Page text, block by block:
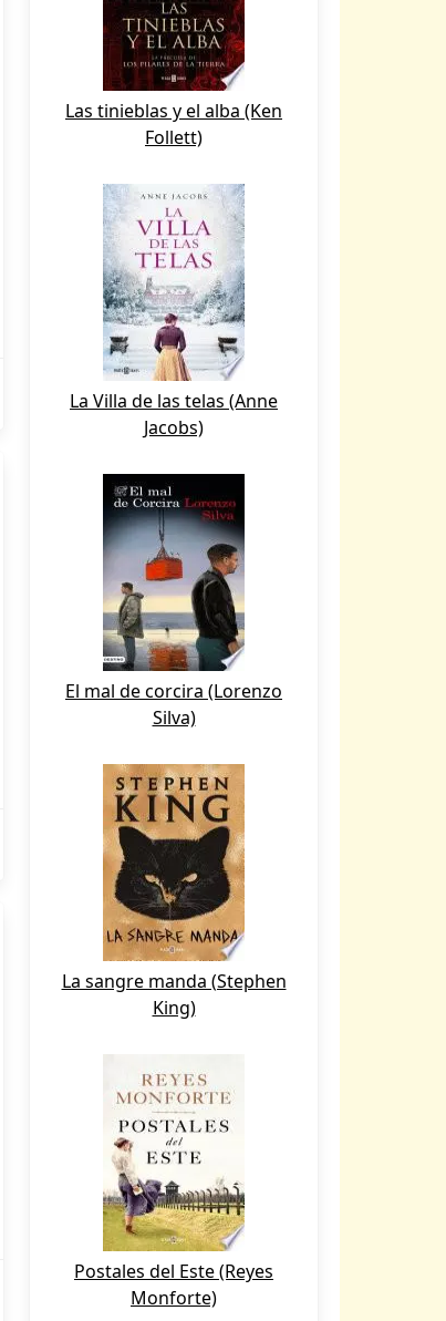
Las tinieblas y el alba (Ken
Follett)
La Villa de las telas (Anne
Jacobs)
El mal de corcira (Lorenzo
Silva)
La sangre manda (Stephen
King)
Postales del Este (Reyes
Monforte)